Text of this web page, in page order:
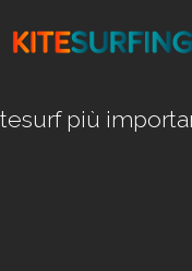
più